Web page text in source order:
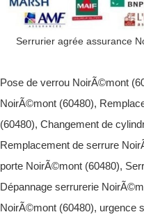
Serrurier agrée assurance
Pose de verrou NoirÃ©mont
NoirÃ©mont (60480),
(60480), Changement de
Remplacement de serrure
porte NoirÃ©mont (60480),
Dépannage serrurerie
NoirÃ©mont (60480), urgence